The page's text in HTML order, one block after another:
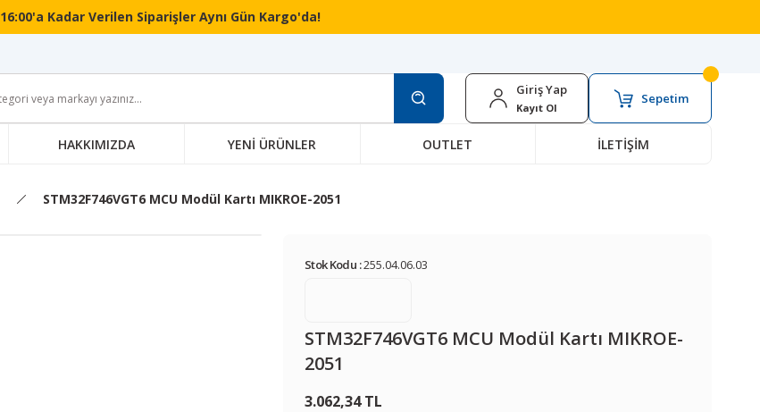
16:00'a Kadar Verilen Siparişler Aynı Gün Kargo'da!
Giriş Yap
Kayıt Ol
Sepetim
HAKKIMIZDA YENİ ÜRÜNLER OUTLET İLETİŞİM
STM32F746VGT6 MCU Modül Kartı MIKROE-2051
Stok Kodu :255.04.06.03
STM32F746VGT6 MCU Modül Kartı MIKROE-
2051
3.062,34 TL